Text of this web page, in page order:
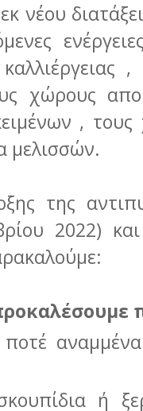
νέου
χώρους
, τους
μελισσών.
της
2022)
ή